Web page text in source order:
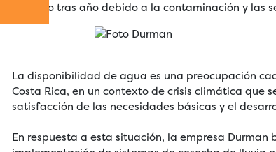
año tras año debido a la contaminación y las
La disponibilidad de agua es una preocupación
Costa Rica, en un contexto de crisis climática que
satisfacción de las necesidades básicas y el
En respuesta a esta situación, la empresa Durman